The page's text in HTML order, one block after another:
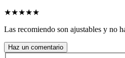
★★★★★
Las recomiendo son ajustables y no
Haz un comentario